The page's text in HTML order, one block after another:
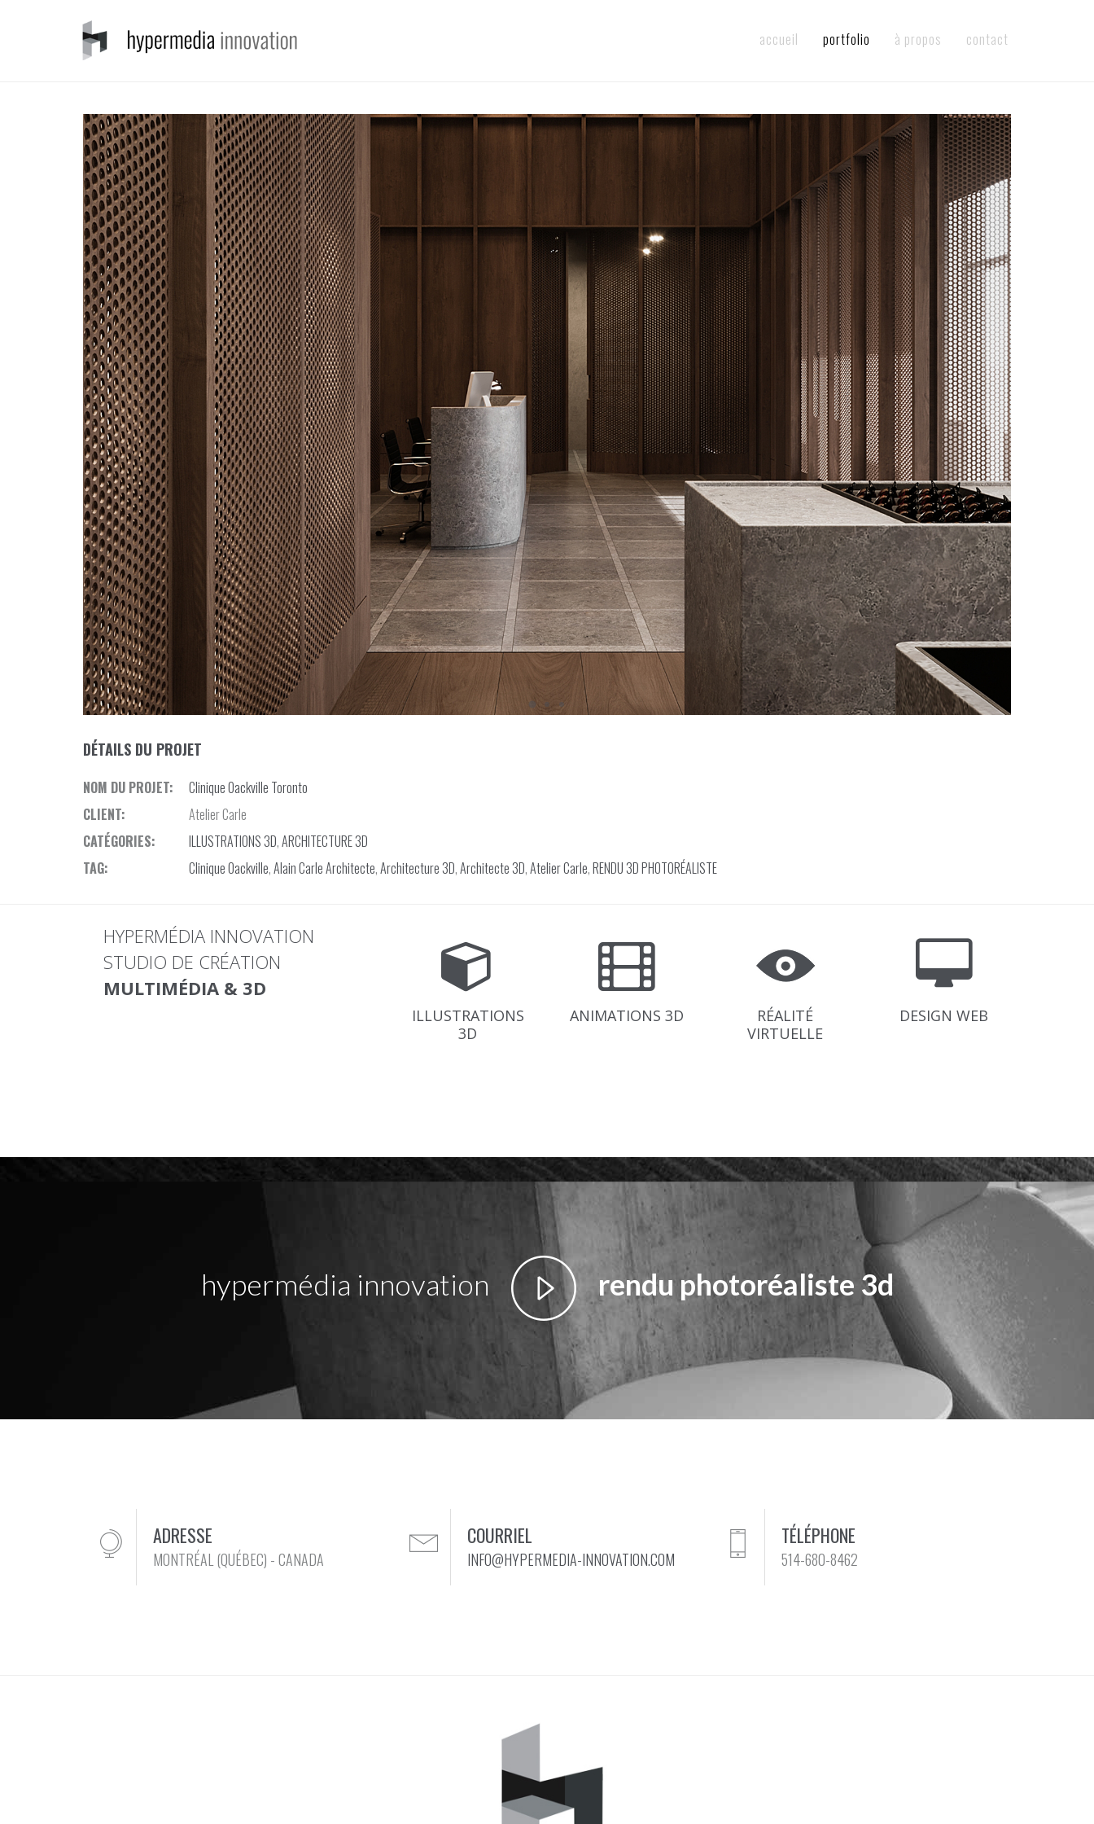
accueil portfolio à propos contact
DÉTAILS DU PROJET
NOM DU PROJET:
Clinique Oackville Toronto
CLIENT:
Atelier Carle
CATÉGORIES:
ILLUSTRATIONS 3D,ARCHITECTURE 3D
TAG:
Clinique Oackville,Alain Carle Architecte,Architecture 3D,Architecte 3D,Atelier Carle,RENDU 3D PHOTORÉALISTE
HYPERMÉDIA INNOVATION
STUDIO DE CRÉATION
MULTIMÉDIA & 3D
ILLUSTRATIONS
3D
ANIMATIONS 3D
RÉALITÉ
VIRTUELLE
DESIGN WEB
hypermédia innovation rendu photoréaliste 3d
ADRESSE
MONTRÉAL (QUÉBEC) - CANADA
COURRIEL
INFO@HYPERMEDIA-INNOVATION.COM
TÉLÉPHONE
514-680-8462